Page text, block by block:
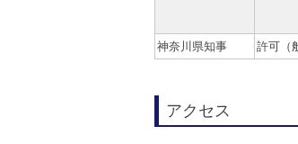
神奈川県知事 許可（
アクセス